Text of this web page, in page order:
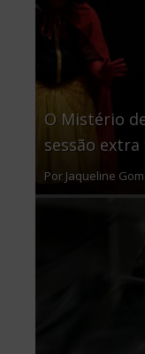
O Mistério
sessão
Por Jaqueline